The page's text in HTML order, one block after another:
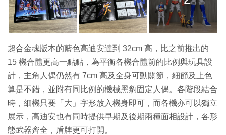
超合金魂版本的藍色高迪安達到 32cm 高，比之前推出的
15 機合體更高一點點，為平衡各機合體前的比例與玩具設
計，主角人偶仍然有 7cm 高及全身可動關節，細節及上色
算是不錯，並附有同比例的機械黑豹固定人偶。各階段結合
時，細機只要「大」字形放入機身即可，而各機亦可以獨立
展示，高迪安也有同時提供早期及後期兩種面相設計，各形
態武器齊全，盾牌更可打開。